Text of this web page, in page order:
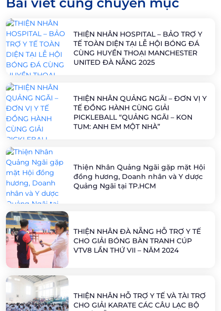
THIỆN NHÂN HOSPITAL – BẢO TRỢ Y
TẾ TOÀN DIỆN TẠI LỄ HỘI BÓNG ĐÁ
CÙNG HUYỀN THOẠI MANCHESTER
UNITED ĐÀ NẴNG 2025
THIỆN NHÂN QUẢNG NGÃI – ĐƠN VỊ Y
TẾ ĐỒNG HÀNH CÙNG GIẢI
PICKLEBALL “QUẢNG NGÃI – KON
TUM: ANH EM MỘT NHÀ”
Thiện Nhân Quảng Ngãi gặp mặt Hội
đồng hương, Doanh nhân và Y dược
Quảng Ngãi tại TP.HCM
THIỆN NHÂN ĐÀ NẴNG HỖ TRỢ Y TẾ
CHO GIẢI BÓNG BÀN TRANH CÚP
VTV8 LẦN THỨ VII – NĂM 2024
THIỆN NHÂN HỖ TRỢ Y TẾ VÀ TÀI TRỢ
CHO GIẢI KARATE CÁC CÂU LẠC BỘ